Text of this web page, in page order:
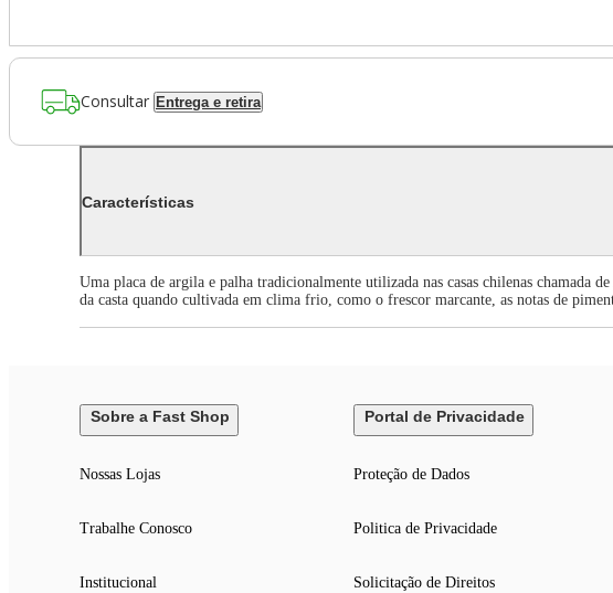
Consultar Entrega e retira
Características
Uma placa de argila e palha tradicionalmente utilizada nas casas chilenas
da casta quando cultivada em clima frio, como o frescor marcante, as notas de
Sobre a Fast Shop
Nossas Lojas
Trabalhe Conosco
Institucional
Portal de Privacidade
Proteção de Dados
Politica de Privacidade
Solicitação de Direitos